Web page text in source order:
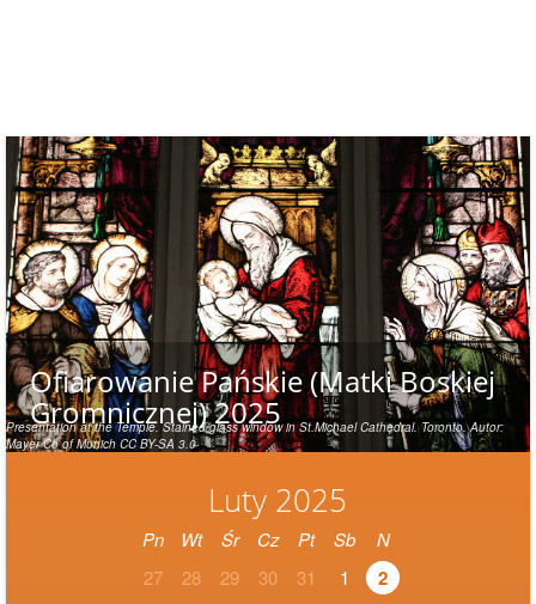
Luty 2025
Pn Wt Śr Cz Pt Sb
N
27
28 29 30 31 1 2
Ofiarowanie Pańskie (Matki Boskiej
Gromnicznej) 2025
Presentation at the Temple. Stained glass window in St.Michael Cathedral. Toronto. Autor:
Mayer Co of Munich CC BY-SA 3.0